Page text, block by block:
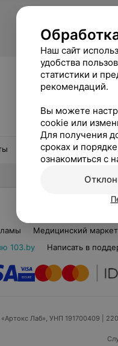
Стаж 4
Нет
Медицинский
103.by
Написать в
Лаб», УНП 191700409 |
Наш сайт
удобства
статистики и
рекомендаций.
Вы можете
cookie или
Для получения
сроках и
ознакомиться с